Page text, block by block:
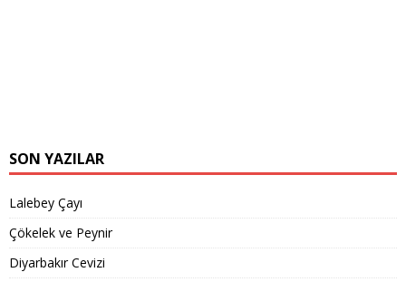
SON YAZILAR
Lalebey Çayı
Çökelek ve Peynir
Diyarbakır Cevizi